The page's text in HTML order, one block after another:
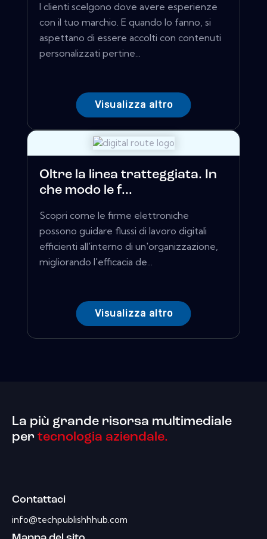
I clienti scelgono dove avere esperienze
con il tuo marchio. E quando lo fanno, si
aspettano di essere accolti con contenuti
personalizzati pertine...
Visualizza altro
Oltre la linea tratteggiata. In
che modo le f...
Scopri come le firme elettroniche
possono guidare flussi di lavoro digitali
efficienti all'interno di un'organizzazione,
migliorando l'efficacia de...
Visualizza altro
La più grande risorsa multimediale
per tecnologia aziendale.
Contattaci
info@techpublishhhub.com